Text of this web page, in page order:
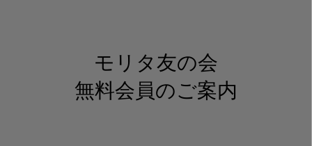
モリタ友の会
無料会員のご案内